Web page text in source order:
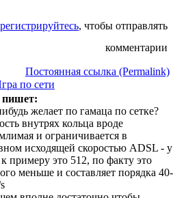
, чтобы отправлять
комментарии
Постоянная ссылка (Permalink)
по сети
пишет:
желает по гамаца по сетке?
внутрях кольца вроде
и ограничивается в
исходящей скоростью ADSL - у
примеру это 512, по факту это
меньше и составляет порядка 40-